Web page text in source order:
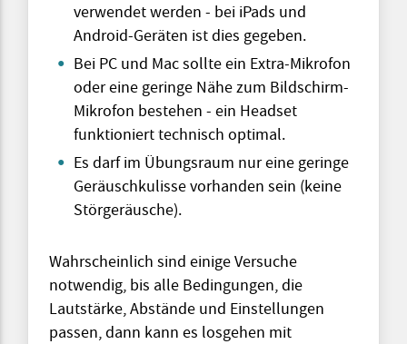
verwendet werden - bei iPads und
Android-Geräten ist dies gegeben.
Bei PC und Mac sollte ein Extra-Mikrofon
oder eine geringe Nähe zum Bildschirm-
Mikrofon bestehen - ein Headset
funktioniert technisch optimal.
Es darf im Übungsraum nur eine geringe
Geräuschkulisse vorhanden sein (keine
Störgeräusche).
Wahrscheinlich sind einige Versuche
notwendig, bis alle Bedingungen, die
Lautstärke, Abstände und Einstellungen
passen, dann kann es losgehen mit